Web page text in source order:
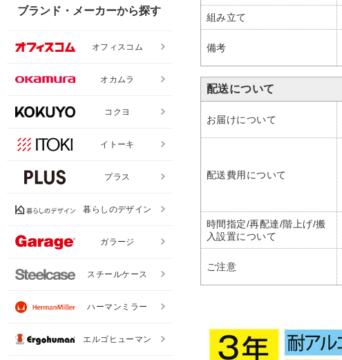
組み立て
備考
配送について
お届けについて
配送費用について
時間指定/再配達/階上げ/搬
入設置について
ご注意
ブランド・メーカーから探す
オフィスコム
オカムラ
コクヨ
イトーキ
プラス
暮らしのデザイン
ガラージ
スチールケース
ハーマンミラー
エルゴヒューマン